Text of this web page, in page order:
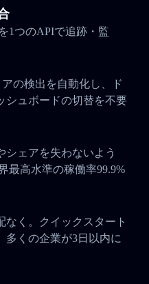
1つのAPIで追跡・監
の検出を自動化し、ド
シュボードの切替を不要
シェアを失わないよう
最高水準の稼働率99.9%
なく。クイックスタート
多くの企業が3日以内に